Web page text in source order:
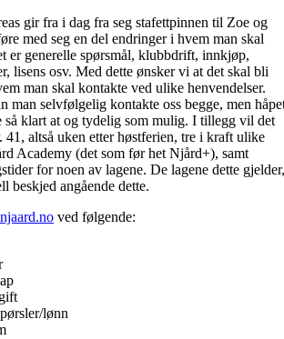
gir fra i dag fra seg stafettpinnen til Zoe og
med seg en del endringer i hvem man skal
er generelle spørsmål, klubbdrift, innkjøp,
lisens osv. Med dette ønsker vi at det skal bli
man skal kontakte ved ulike henvendelser.
man selvfølgelig kontakte oss begge, men
så klart at og tydelig som mulig. I tillegg vil det
41, altså uken etter høstferien, tre i kraft ulike
Academy (det som før het Njård+), samt
for noen av lagene. De lagene dette gjelder,
beskjed angående dette.
ved følgende:
lønn